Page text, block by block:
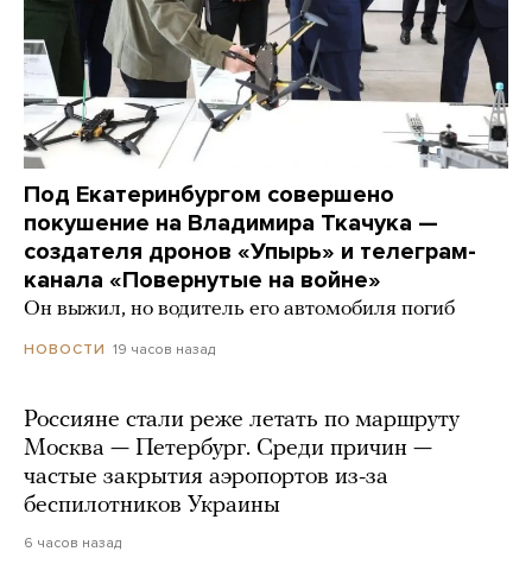
Под Екатеринбургом совершено
покушение на Владимира Ткачука —
создателя дронов «Упырь» и телеграм-
канала «Повернутые на войне»
Он выжил, но водитель его автомобиля погиб
НОВОСТИ 19 часов назад
Россияне стали реже летать по маршруту
Москва — Петербург. Среди причин —
частые закрытия аэропортов из-за
беспилотников Украины
6 часов назад